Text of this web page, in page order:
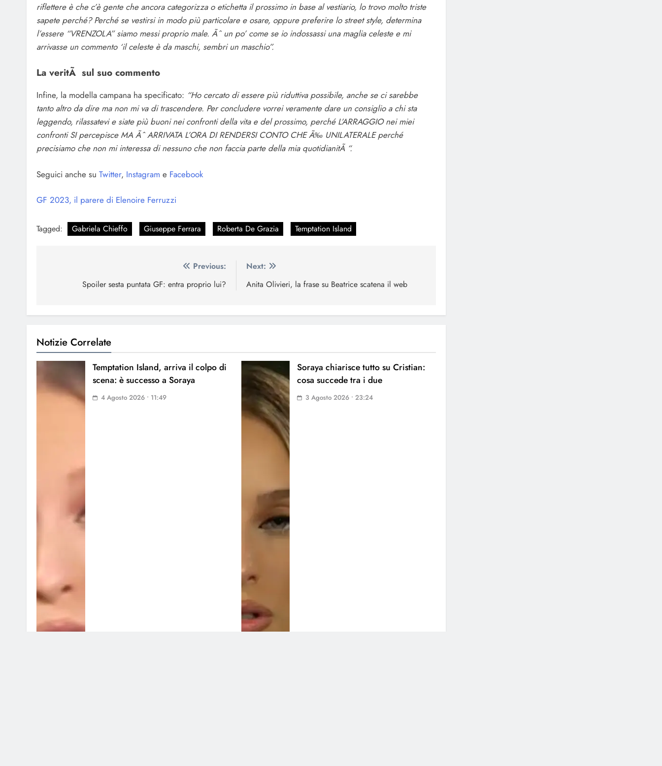
riflettere è che c’è gente che ancora categorizza o etichetta il prossimo in base al vestiario, lo trovo molto triste
sapete perché? Perché se vestirsi in modo più particolare e osare, oppure preferire lo street style, determina
l’essere “VRENZOLA” siamo messi proprio male. Ãˆ un po’ come se io indossassi una maglia celeste e mi
arrivasse un commento ‘il celeste è da maschi, sembri un maschio”.
La veritÃ sul suo commento
Infine, la modella campana ha specificato: “Ho cercato di essere più riduttiva possibile, anche se ci sarebbe
tanto altro da dire ma non mi va di trascendere. Per concludere vorrei veramente dare un consiglio a chi sta
leggendo, rilassatevi e siate più buoni nei confronti della vita e del prossimo, perché L’ARRAGGIO nei miei
confronti SI percepisce MA Ãˆ ARRIVATA L’ORA DI RENDERSI CONTO CHE Ã‰ UNILATERALE perché
precisiamo che non mi interessa di nessuno che non faccia parte della mia quotidianitÃ “.
Seguici anche su Twitter, Instagram e Facebook
GF 2023, il parere di Elenoire Ferruzzi
Tagged: Gabriela Chieffo Giuseppe Ferrara Roberta De Grazia Temptation Island
articoli
Previous:
Spoiler sesta puntata GF: entra proprio lui?
Next:
Anita Olivieri, la frase su Beatrice scatena il web
Notizie Correlate
Temptation Island, arriva il colpo di
scena: è successo a Soraya
4 Agosto 2026 • 11:49
Soraya chiarisce tutto su Cristian:
cosa succede tra i due
3 Agosto 2026 • 23:24